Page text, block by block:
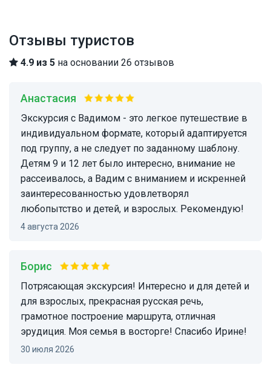
Отзывы туристов
4.9 из 5 на основании 26 отзывов
Анастасия
Экскурсия с Вадимом - это легкое путешествие в
индивидуальном формате, который адаптируется
под группу, а не следует по заданному шаблону.
Детям 9 и 12 лет было интересно, внимание не
рассеивалось, а Вадим с вниманием и искренней
заинтересованностью удовлетворял
любопытство и детей, и взрослых. Рекомендую!
4 августа 2026
Борис
Потрясающая экскурсия! Интересно и для детей и
для взрослых, прекрасная русская речь,
грамотное построение маршрута, отличная
эрудиция. Моя семья в восторге! Спасибо Ирине!
30 июля 2026